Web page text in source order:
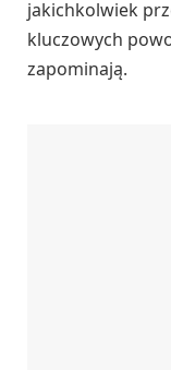
jakichkolwiek
kluczowych
zapominają.